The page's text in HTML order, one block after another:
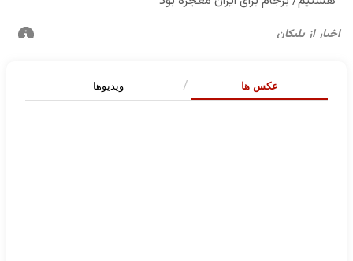
عکس ها ویدیوها